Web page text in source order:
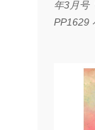
年3月号
PP1629
LOVE...
アリー